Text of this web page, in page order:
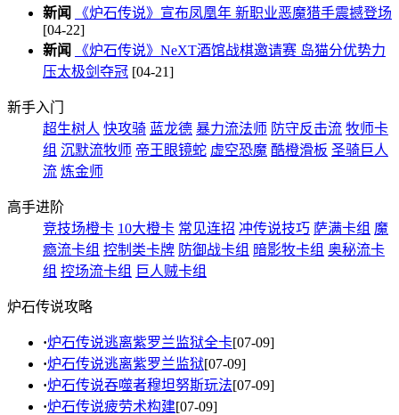
新闻
《炉石传说》宣布凤凰年 新职业恶魔猎手震撼登场
[04-22]
新闻
《炉石传说》NeXT酒馆战棋邀请赛 岛猫分优势力
压太极剑夺冠 [04-21]
新手入门
超生树人 快攻骑 蓝龙德 暴力流法师 防守反击流 牧师卡
组 沉默流牧师 帝王眼镜蛇 虚空恐魔 酷橙滑板 圣骑巨人
流 炼金师
高手进阶
竞技场橙卡 10大橙卡 常见连招 冲传说技巧 萨满卡组 魔
瘾流卡组 控制类卡牌 防御战卡组 暗影牧卡组 奥秘流卡
组 控场流卡组 巨人贼卡组
炉石传说攻略
·炉石传说逃离紫罗兰监狱全卡[07-09]
·炉石传说逃离紫罗兰监狱[07-09]
·炉石传说吞噬者穆坦努斯玩法[07-09]
·炉石传说疲劳术构建[07-09]